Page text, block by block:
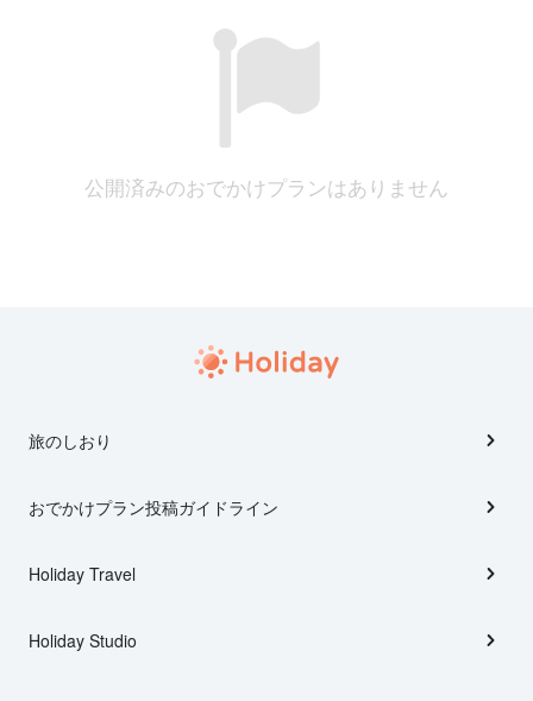
公開済みのおでかけプランはありません
旅のしおり
おでかけプラン投稿ガイドライン
Holiday Travel
Holiday Studio